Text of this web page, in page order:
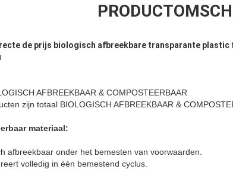
de prijs biologisch afbreekbare transparante plastic
AFBREEKBAAR & COMPOSTEERBAAR
zijn totaal BIOLOGISCH AFBREEKBAAR &
materiaal:
afbreekbaar onder het bemesten van voorwaarden.
volledig in één bemestend cyclus.